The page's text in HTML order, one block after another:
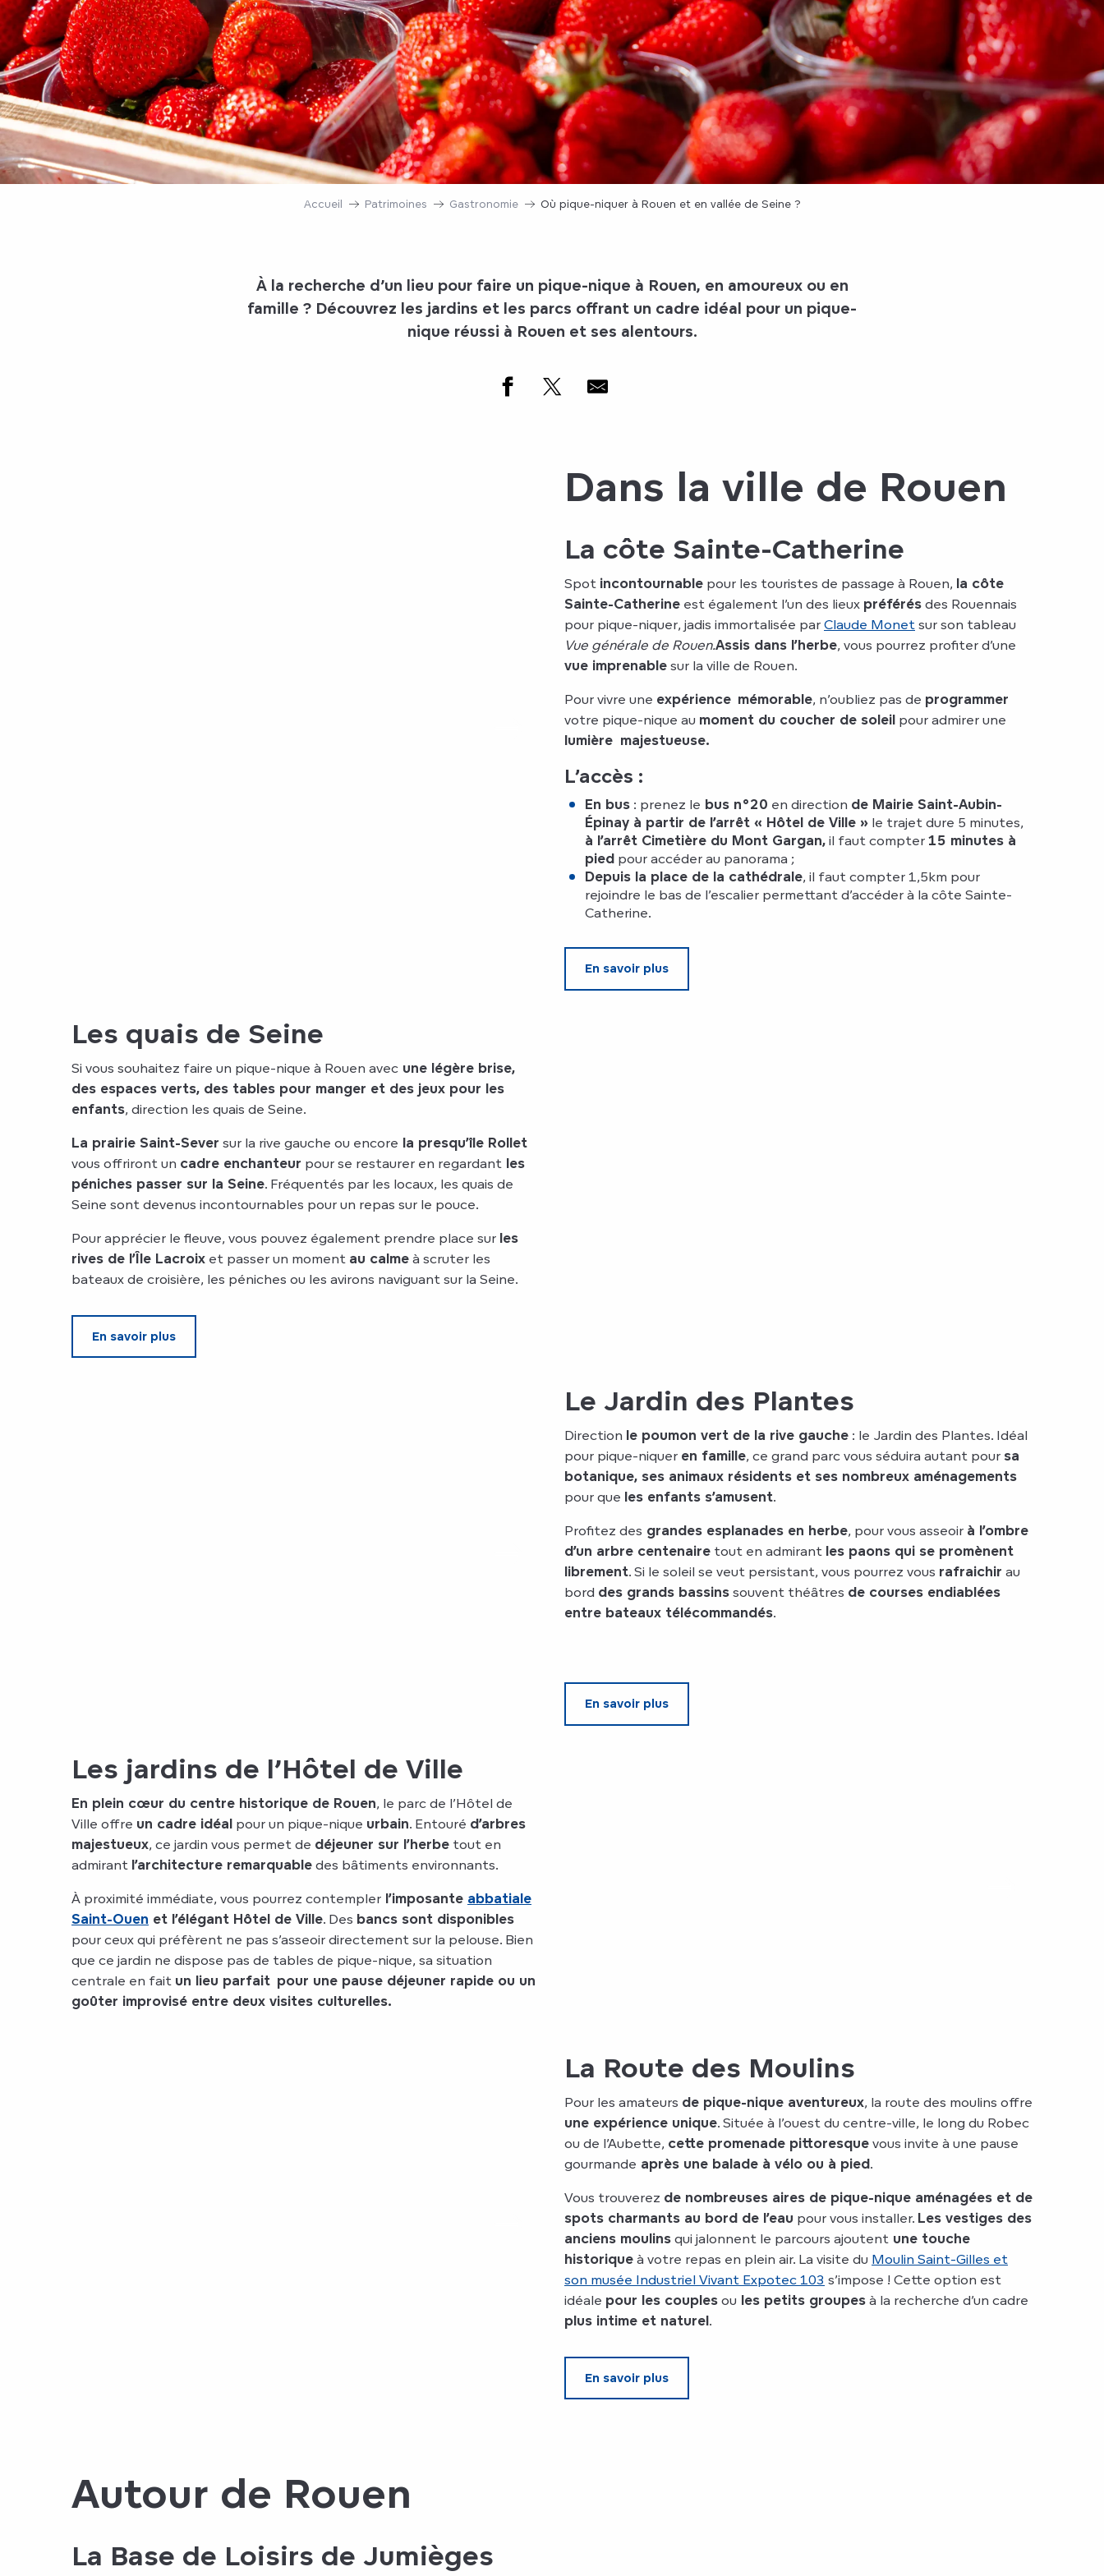
Accueil Patrimoines Gastronomie Où pique-niquer à Rouen et en vallée de Seine ?
À la recherche d’un lieu pour faire un pique-nique à Rouen, en amoureux ou en
famille ? Découvrez les jardins et les parcs offrant un cadre idéal pour un pique-
nique réussi à Rouen et ses alentours.
Dans la ville de Rouen
La côte Sainte-Catherine
Spot incontournable pour les touristes de passage à Rouen, la côte
Sainte-Catherine est également l’un des lieux préférés des Rouennais
pour pique-niquer, jadis immortalisée par Claude Monet sur son tableau
Vue générale de Rouen.Assis dans l’herbe, vous pourrez profiter d’une
vue imprenable sur la ville de Rouen.
Pour vivre une expérience mémorable, n’oubliez pas de programmer
votre pique-nique au moment du coucher de soleil pour admirer une
lumière majestueuse.
L’accès :
En bus: prenez le bus n°20 en direction de Mairie Saint-Aubin-
Épinay à partir de l’arrêt « Hôtel de Ville »le trajet dure 5 minutes,
à l’arrêt Cimetière du Mont Gargan,il faut compter 15 minutes à
piedpour accéder au panorama ;
Depuis la place de la cathédrale, il faut compter 1,5km pour
rejoindre le bas de l’escalier permettant d’accéder à la côte Sainte-
Catherine.
En savoir plus
Les quais de Seine
Si vous souhaitez faire un pique-nique à Rouen avec une légère brise,
des espaces verts, des tables pour manger et des jeux pour les
enfants, direction les quais de Seine.
La prairie Saint-Sever sur la rive gauche ou encore la presqu’île Rollet
vous offriront un cadre enchanteur pour se restaurer en regardant les
péniches passer sur la Seine. Fréquentés par les locaux, les quais de
Seine sont devenus incontournables pour un repas sur le pouce.
Pour apprécier le fleuve, vous pouvez également prendre place sur les
rives de l’Île Lacroix et passer un moment au calme à scruter les
bateaux de croisière, les péniches ou les avirons naviguant sur la Seine.
En savoir plus
Le Jardin des Plantes
Direction le poumon vert de la rive gauche : le Jardin des Plantes. Idéal
pour pique-niquer en famille, ce grand parc vous séduira autant pour sa
botanique, ses animaux résidents et ses nombreux aménagements
pour que les enfants s’amusent.
Profitez des grandes esplanades en herbe, pour vous asseoir à l’ombre
d’un arbre centenaire tout en admirant les paons qui se promènent
librement. Si le soleil se veut persistant, vous pourrez vous rafraichir au
bord des grands bassins souvent théâtres de courses endiablées
entre bateaux télécommandés.
En savoir plus
Les jardins de l’Hôtel de Ville
En plein cœur du centre historique de Rouen, le parc de l’Hôtel de
Ville offre un cadre idéal pour un pique-nique urbain. Entouré d’arbres
majestueux, ce jardin vous permet de déjeuner sur l’herbe tout en
admirant l’architecture remarquable des bâtiments environnants.
À proximité immédiate, vous pourrez contempler l’imposante abbatiale
Saint-Ouen et l’élégant Hôtel de Ville. Des bancs sont disponibles
pour ceux qui préfèrent ne pas s’asseoir directement sur la pelouse. Bien
que ce jardin ne dispose pas de tables de pique-nique, sa situation
centrale en fait un lieu parfait pour une pause déjeuner rapide ou un
goûter improvisé entre deux visites culturelles.
La Route des Moulins
Pour les amateurs de pique-nique aventureux, la route des moulins offre
une expérience unique. Située à l’ouest du centre-ville, le long du Robec
ou de l’Aubette, cette promenade pittoresque vous invite à une pause
gourmande après une balade à vélo ou à pied.
Vous trouverez de nombreuses aires de pique-nique aménagées et de
spots charmants au bord de l’eau pour vous installer. Les vestiges des
anciens moulins qui jalonnent le parcours ajoutent une touche
historique à votre repas en plein air. La visite du Moulin Saint-Gilles et
son musée Industriel Vivant Expotec 103 s’impose ! Cette option est
idéale pour les couples ou les petits groupes à la recherche d’un cadre
plus intime et naturel.
En savoir plus
Autour de Rouen
La Base de Loisirs de Jumièges